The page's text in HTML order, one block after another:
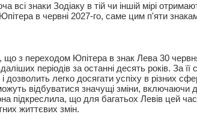
всі знаки Зодіаку в тій чи іншій мірі
Юпітера в червні 2027-го, саме цим п'яти
з переходом Юпітера в знак Лева 30
періодів за останні десять років. За
і дозволить легко досягати успіху в різних
відбуватися значущі зміни, включаючи
підкреслила, що для багатьох Левів цей
життєвих змін.